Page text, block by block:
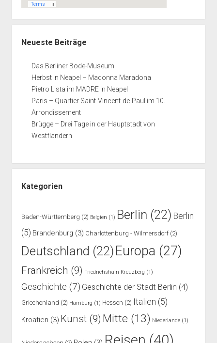
Neueste Beiträge
Das Berliner Bode-Museum
Herbst in Neapel – Madonna Maradona
Pietro Lista im MADRE in Neapel
Paris – Quartier Saint-Vincent-de-Paul im 10.
Arrondissement
Brügge – Drei Tage in der Hauptstadt von
Westflandern
Kategorien
Baden-Württemberg (2) Belgien (1) Berlin (22) Berlin
(5) Brandenburg (3) Charlottenburg - Wilmersdorf(2)
Deutschland (22) Europa (27)
Frankreich (9) Friedrichshain-Kreuzberg (1)
Geschichte (7) Geschichte der Stadt Berlin (4)
Griechenland (2) Hamburg (1) Hessen (2) Italien (5)
Kroatien (3) Kunst(9) Mitte (13) Niederlande(1)